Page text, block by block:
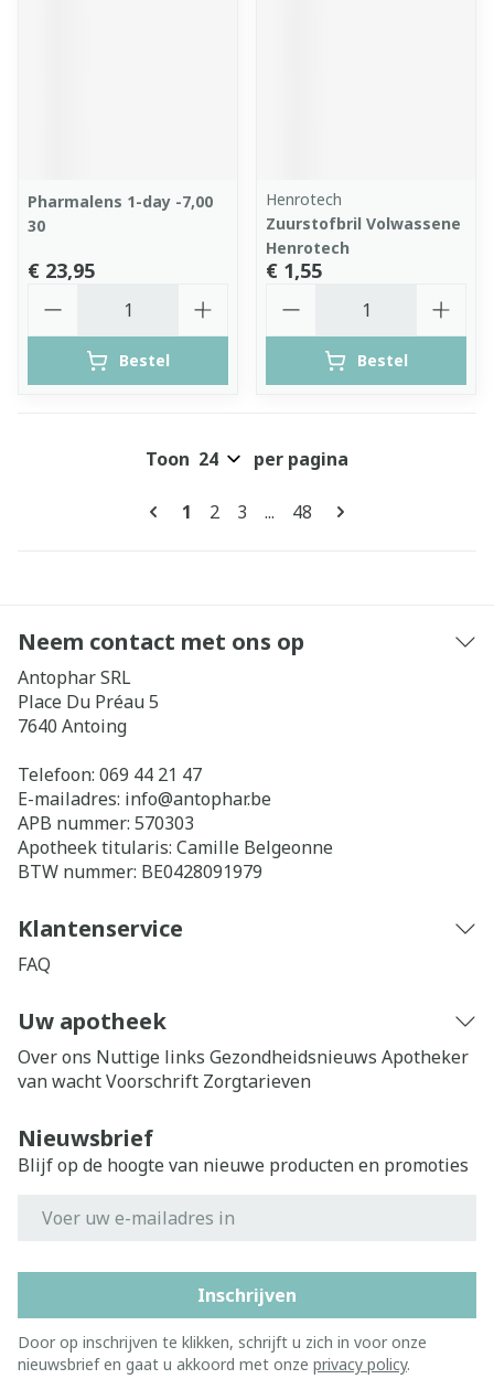
Pharmalens 1-day -7,00
30
€ 23,95
Bestel
Henrotech
Zuurstofbril Volwassene
Henrotech
€ 1,55
Bestel
Pagina's
U lees momenteel pagina
1 Pagina
2 Pagina
3 ... Pagina
48
Toon per pagina
Neem contact met ons op
Antophar SRL
Place Du Préau 5
7640 Antoing
Telefoon: 069 44 21 47
E-mailadres: info@antophar.be
APB nummer: 570303
Apotheek titularis: Camille Belgeonne
BTW nummer: BE0428091979
Klantenservice
FAQ
Uw apotheek
Over ons Nuttige links Gezondheidsnieuws Apotheker
van wachtVoorschrift Zorgtarieven
Nieuwsbrief
Blijf op de hoogte van nieuwe producten en promoties
Inschrijven
Door op inschrijven te klikken, schrijft u zich in voor onze
nieuwsbrief en gaat u akkoord met onze privacy policy.